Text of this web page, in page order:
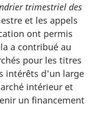
trimestriel des
et les appels
ont permis
a contribué au
pour les titres
intérêts d'un large
intérieur et
un financement